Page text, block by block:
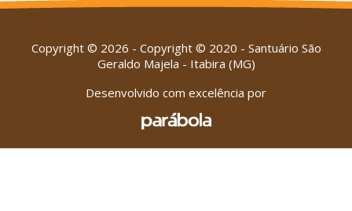
Copyright © 2026 - Copyright © 2020 - Santuário São
Geraldo Majela - Itabira (MG)
Desenvolvido com excelência por